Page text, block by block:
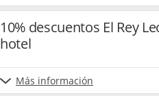
10% descuentos El Rey
hotel
Más información